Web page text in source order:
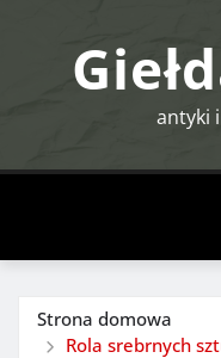
antyki
Strona domowa
Rola srebrnych